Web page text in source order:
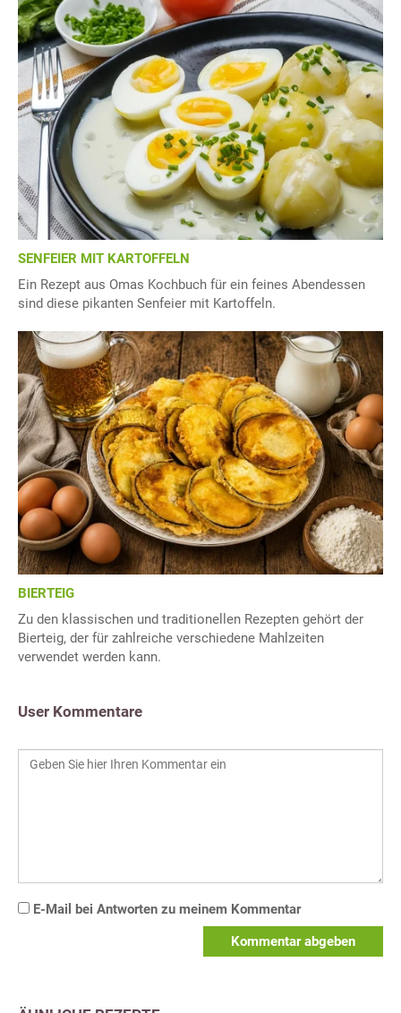
SENFEIER MIT KARTOFFELN
Ein Rezept aus Omas Kochbuch für ein feines Abendessen
sind diese pikanten Senfeier mit Kartoffeln.
BIERTEIG
Zu den klassischen und traditionellen Rezepten gehört der
Bierteig, der für zahlreiche verschiedene Mahlzeiten
verwendet werden kann.
User Kommentare
E-Mail bei Antworten zu meinem Kommentar
Kommentar abgeben